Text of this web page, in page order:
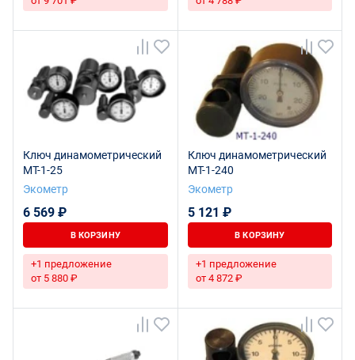
Ключ динамометрический
МТ-1-25
Экометр
6 569 ₽
В КОРЗИНУ
+1 предложение
от 5 880 ₽
Ключ динамометрический
МТ-1-240
Экометр
5 121 ₽
В КОРЗИНУ
+1 предложение
от 4 872 ₽